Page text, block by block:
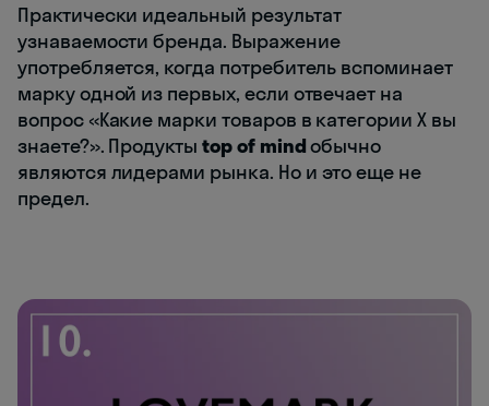
Практически идеальный результат
узнаваемости бренда. Выражение
употребляется, когда потребитель вспоминает
марку одной из первых, если отвечает на
вопрос «Какие марки товаров в категории Х вы
знаете?». Продуктыtop of mindобычно
являются лидерами рынка. Но и это еще не
предел.